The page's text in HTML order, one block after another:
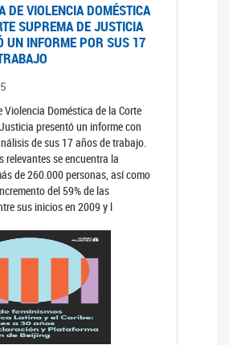
DE VIOLENCIA DOMÉSTICA
SUPREMA DE JUSTICIA
UN INFORME POR SUS 17
Violencia Doméstica de la Corte
presentó un informe con
de sus 17 años de trabajo.
relevantes se encuentra la
de 260.000 personas, así como
del 59% de las
sus inicios en 2009 y l